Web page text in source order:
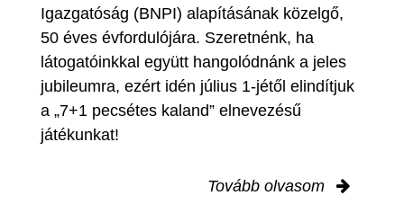
Igazgatóság (BNPI) alapításának közelgő,
50 éves évfordulójára. Szeretnénk, ha
látogatóinkkal együtt hangolódnánk a jeles
jubileumra, ezért idén július 1-jétől elindítjuk
a „7+1 pecsétes kaland” elnevezésű
játékunkat!
Tovább olvasom